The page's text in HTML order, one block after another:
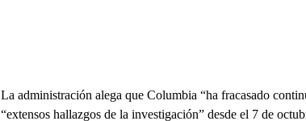
La administración alega que Columbia “ha fracasado
“extensos hallazgos de la investigación” desde el 7 de